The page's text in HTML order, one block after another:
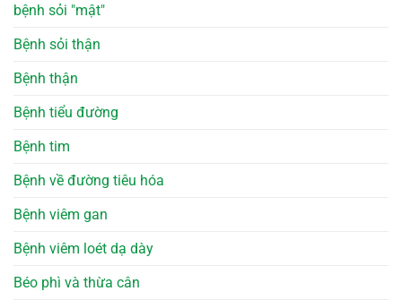
bệnh sỏi "mật"
Bệnh sỏi thận
Bệnh thận
Bệnh tiểu đường
Bệnh tim
Bệnh về đường tiêu hóa
Bệnh viêm gan
Bệnh viêm loét dạ dày
Béo phì và thừa cân